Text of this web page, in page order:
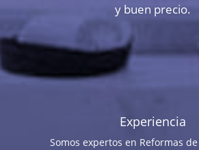
y buen precio.
Experiencia
Somos expertos en Reformas